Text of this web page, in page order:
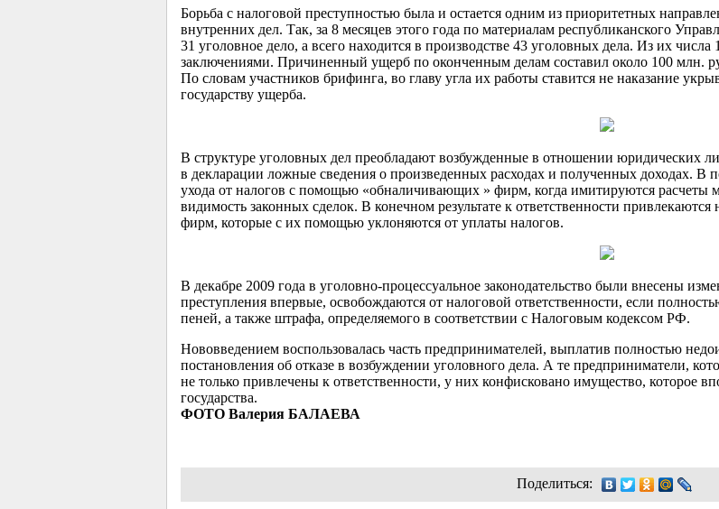
Борьба с налоговой преступностью была и остается одним из приоритетных
внутренних дел. Так, за 8 месяцев этого года по материалам республиканского
31 уголовное дело, а всего находится в производстве 43 уголовных дела. Из их
заключениями. Причиненный ущерб по оконченным делам составил около 100 млн.
По словам участников брифинга, во главу угла их работы ставится не наказание
государству ущерба.
В структуре уголовных дел преобладают возбужденные в отношении юридических
в декларации ложные сведения о произведенных расходах и полученных доходах. В
ухода от налогов с помощью «обналичивающих » фирм, когда имитируются расчеты
видимость законных сделок. В конечном результате к ответственности
фирм, которые с их помощью уклоняются от уплаты налогов.
В декабре 2009 года в уголовно-процессуальное законодательство были внесены
преступления впервые, освобождаются от налоговой ответственности, если
пеней, а также штрафа, определяемого в соответствии с Налоговым кодексом РФ.
Нововведением воспользовалась часть предпринимателей, выплатив полностью
постановления об отказе в возбуждении уголовного дела. А те предприниматели,
не только привлечены к ответственности, у них конфисковано имущество, которое
государства.
ФОТО Валерия БАЛАЕВА
Поделиться: